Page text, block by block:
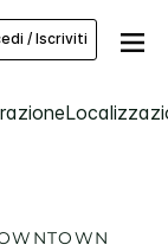
/ Iscriviti